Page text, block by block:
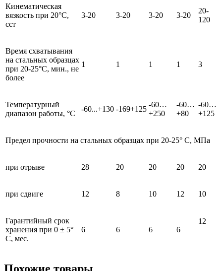
Кинематическая
вязкость при 20°С,
сст
3-20 3-20 3-20 3-20
20-
120
Время схватывания
на стальных образцах
при 20-25°С, мин., не
более
1 1 1 1 3
Температурный
диапазон работы, °С
-60...+130 -169+125
-60…
+250
-60…
+80
-60…
+125
Предел прочности на стальных образцах при 20-25° С, МПа
при отрыве 28 20 20 20 20
при сдвиге 12 8 10 12 10
Гарантийный срок
хранения при 0 ± 5°
С, мес.
6 6 6 6
12